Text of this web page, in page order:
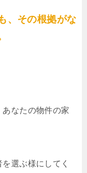
、その根拠がな
なたの物件の家
選ぶ様にしてく